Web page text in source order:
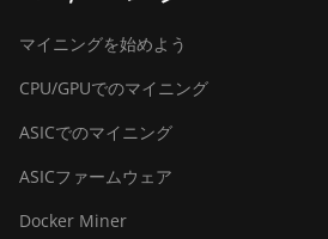
マイニングを始めよう
CPU/GPUでのマイニング
ASICでのマイニング
ASICファームウェア
Docker Miner